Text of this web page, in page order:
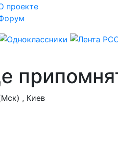
проекте
, Киев